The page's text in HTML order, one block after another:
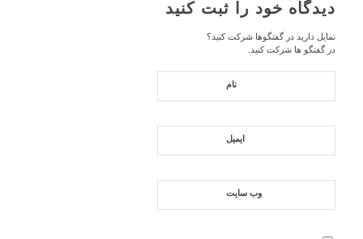
دیدگاه خود را ثبت کنید
تمایل دارید در گفتگوها شرکت کنید؟
در گفتگو ها شرکت کنید.
نام
ایمیل
وب‌ سایت